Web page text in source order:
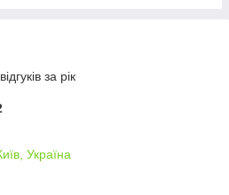
за рік
Україна